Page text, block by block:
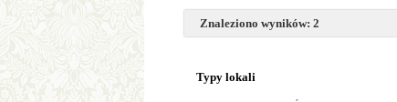
Znaleziono wyników: 2
Typy lokali